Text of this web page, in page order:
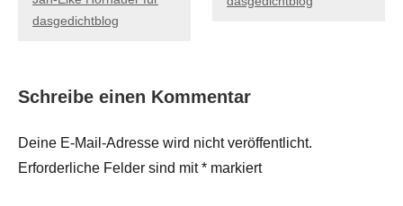
dasgedichtblog
Schreibe einen Kommentar
Deine E-Mail-Adresse wird nicht veröffentlicht.
Erforderliche Felder sind mit* markiert